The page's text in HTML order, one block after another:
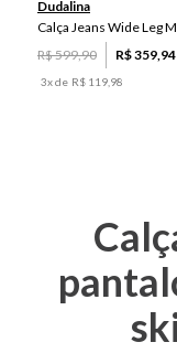
46
Dudalina
R$599,90 R$359 94
3x de R$ 119 98